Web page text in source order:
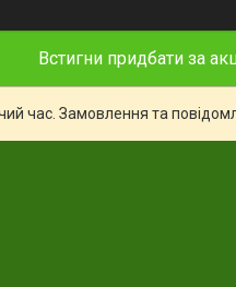
Встигни придбати за
час. Замовлення та